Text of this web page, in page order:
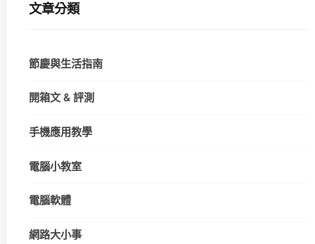
文章分類
節慶與生活指南
開箱文 & 評測
手機應用教學
電腦小教室
電腦軟體
網路大小事